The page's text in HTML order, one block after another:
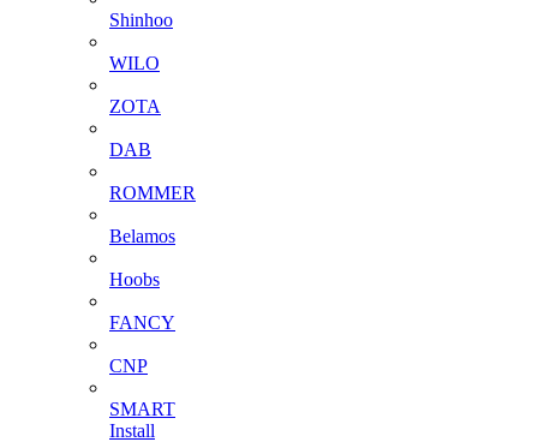
Shinhoo
WILO
ZOTA
DAB
ROMMER
Belamos
Hoobs
FANCY
CNP
SMART
Install